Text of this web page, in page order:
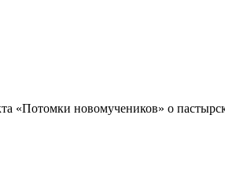
«Потомки новомучеников» о